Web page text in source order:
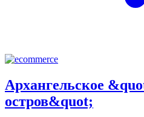
Архангельское
остров&quot;